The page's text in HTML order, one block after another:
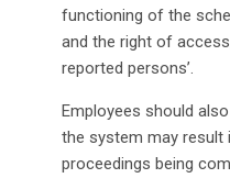
functioning of the
and the right of
reported persons’.
Employees should
the system may result
proceedings being